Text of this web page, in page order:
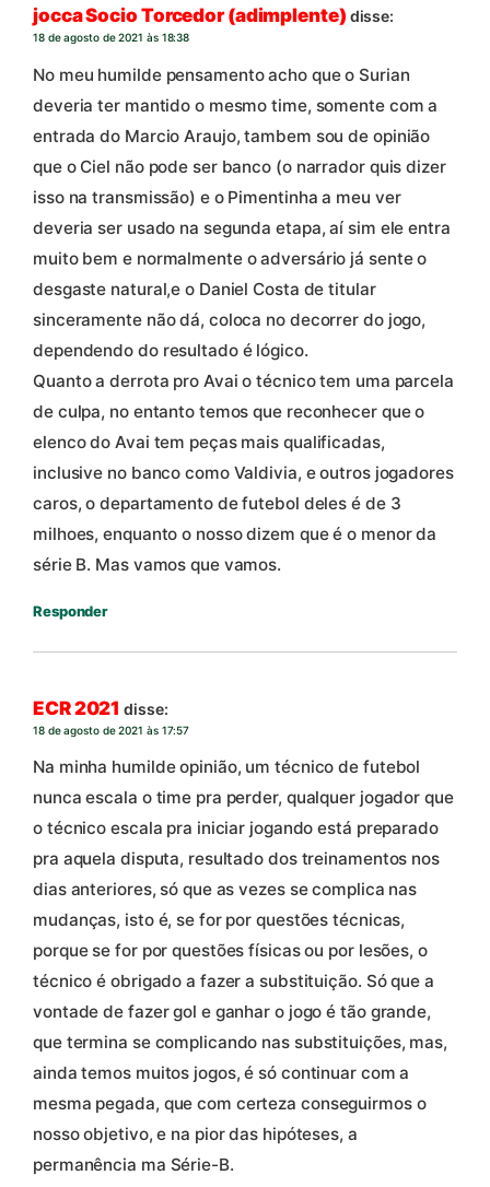
jocca Socio Torcedor (adimplente) disse:
18 de agosto de 2021 às 18:38
No meu humilde pensamento acho que o Surian
deveria ter mantido o mesmo time, somente com a
entrada do Marcio Araujo, tambem sou de opinião
que o Ciel não pode ser banco (o narrador quis dizer
isso na transmissão) e o Pimentinha a meu ver
deveria ser usado na segunda etapa, aí sim ele entra
muito bem e normalmente o adversário já sente o
desgaste natural,e o Daniel Costa de titular
sinceramente não dá, coloca no decorrer do jogo,
dependendo do resultado é lógico.
Quanto a derrota pro Avai o técnico tem uma parcela
de culpa, no entanto temos que reconhecer que o
elenco do Avai tem peças mais qualificadas,
inclusive no banco como Valdivia, e outros jogadores
caros, o departamento de futebol deles é de 3
milhoes, enquanto o nosso dizem que é o menor da
série B. Mas vamos que vamos.
Responder
ECR 2021 disse:
18 de agosto de 2021 às 17:57
Na minha humilde opinião, um técnico de futebol
nunca escala o time pra perder, qualquer jogador que
o técnico escala pra iniciar jogando está preparado
pra aquela disputa, resultado dos treinamentos nos
dias anteriores, só que as vezes se complica nas
mudanças, isto é, se for por questões técnicas,
porque se for por questões físicas ou por lesões, o
técnico é obrigado a fazer a substituição. Só que a
vontade de fazer gol e ganhar o jogo é tão grande,
que termina se complicando nas substituições, mas,
ainda temos muitos jogos, é só continuar com a
mesma pegada, que com certeza conseguirmos o
nosso objetivo, e na pior das hipóteses, a
permanência ma Série-B.